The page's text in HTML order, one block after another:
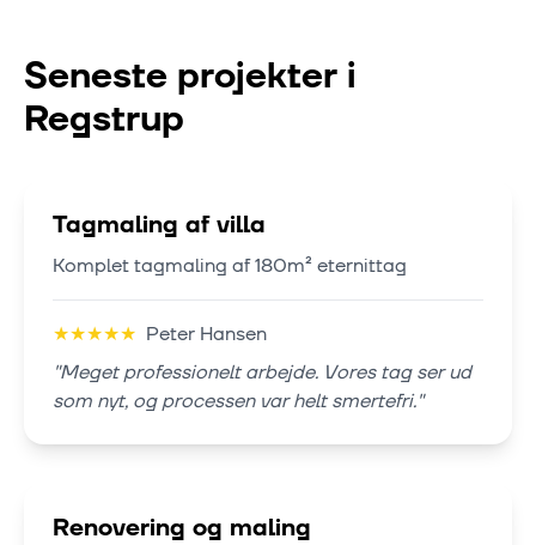
Seneste projekter i
Regstrup
Tagmaling af villa
Komplet tagmaling af 180m² eternittag
★★★★★ Peter Hansen
"Meget professionelt arbejde. Vores tag ser ud
som nyt, og processen var helt smertefri."
Renovering og maling